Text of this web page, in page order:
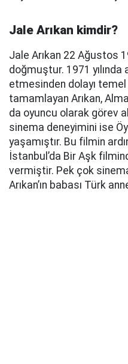
Jale Arıkan kimdir?
Jale Arıkan 22 Ağustos
doğmuştur. 1971 yılında
etmesinden dolayı
tamamlayan Arıkan,
da oyuncu olarak görev
sinema deneyimini ise
yaşamıştır. Bu filmin
İstanbul’da Bir Aşk
vermiştir. Pek çok
Arıkan’ın babası Türk